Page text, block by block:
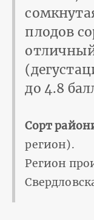
плодов
до 4.8
Сорт
регион).
Регион